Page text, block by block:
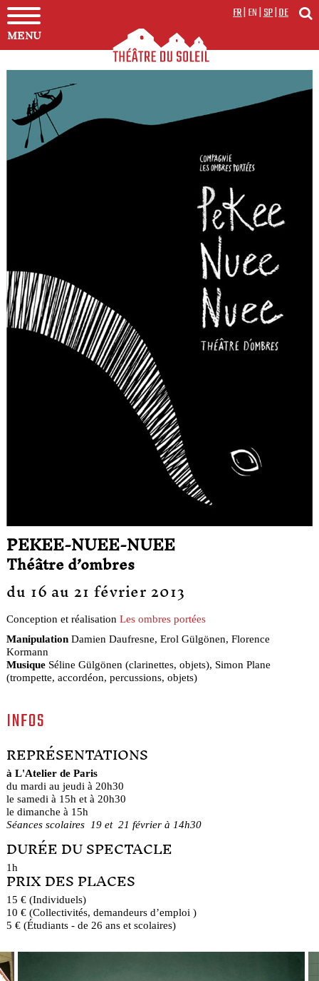
MENU
FR|EN|SP|DE
PEKEE-NUEE-NUEE
Théâtre d’ombres
du 16 au 21 février 2013
Conception et réalisation Les ombres portées
ManipulationDamien Daufresne, Erol Gülgönen, Florence
Kormann
MusiqueSéline Gülgönen (clarinettes, objets), Simon Plane
(trompette, accordéon, percussions, objets)
INFOS
REPRÉSENTATIONS
à L'Atelier de Paris
du mardi au jeudi à 20h30
le samedi à 15h et à 20h30
le dimanche à 15h
Séances scolaires 19 et 21 février à 14h30
DURÉE DU SPECTACLE
1h
PRIX DES PLACES
15 € (Individuels)
10 € (Collectivités, demandeurs d’emploi )
5 € (Étudiants - de 26 ans et scolaires)